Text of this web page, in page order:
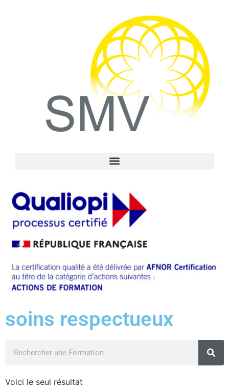
soins respectueux
Voici le seul résultat